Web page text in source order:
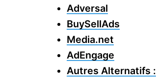
Adversal
BuySellAds
Media.net
AdEngage
Autres Alternatifs :